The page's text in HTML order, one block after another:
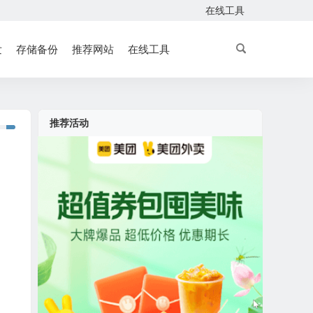
在线工具
存储备份 推荐网站 在线工具
推荐活动